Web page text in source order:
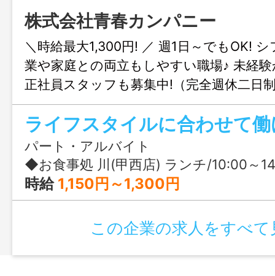
株式会社青春カンパニー
＼時給最大1,300円! ／ 週1日～でもOK!
業や家庭との両立もしやすい職場♪ 未経
正社員スタッフも募集中!（完全週休二日
パート・アルバイト
◆お食事処 川(甲西店) ランチ/10:00～14:30 ディナー/17:00～21:30 ＊3～4時間程度からOK！ ◆お食事処 川(昭和店) ランチ/10:00～14:30 ディナー/17:00～21:30 ＊3～4時間程度からOK！ ◆びっくりとんかつ 川
時給 1,150円～1,300円
この企業の求人をすべて